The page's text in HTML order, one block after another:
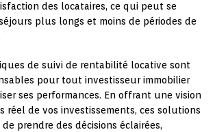
des locataires, ce qui peut se
plus longs et moins de périodes de
de suivi de rentabilité locative sont
pour tout investisseur immobilier
ses performances. En offrant une vision
réel de vos investissements, ces solutions
prendre des décisions éclairées,